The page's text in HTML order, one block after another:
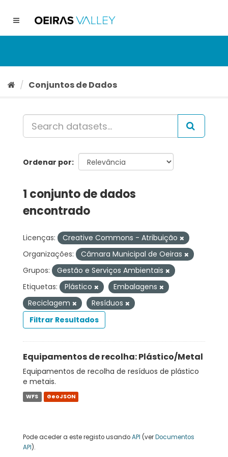
conteúdo
Toggle
Conjuntos de Dados
Ordenar por
1 conjunto de dados
encontrado
Licenças:
Creative Commons - Atribuição
Organizações:
Câmara Municipal de Oeiras
Grupos:
Gestão e Serviços Ambientais
Etiquetas:
Plástico
Embalagens
Reciclagem
Resíduos
Filtrar Resultados
Equipamentos de recolha: Plástico/Metal
Equipamentos de recolha de resíduos de plástico
e metais.
WFS GeoJSON
Pode aceder a este registo usandoAPI (verDocumentos
API).